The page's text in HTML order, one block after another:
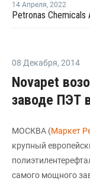
14 Апреля, 2022
08 Декабря, 2014
Novapet
заводе ПЭТ
МОСКВА (Маркет
крупный
самого мощного